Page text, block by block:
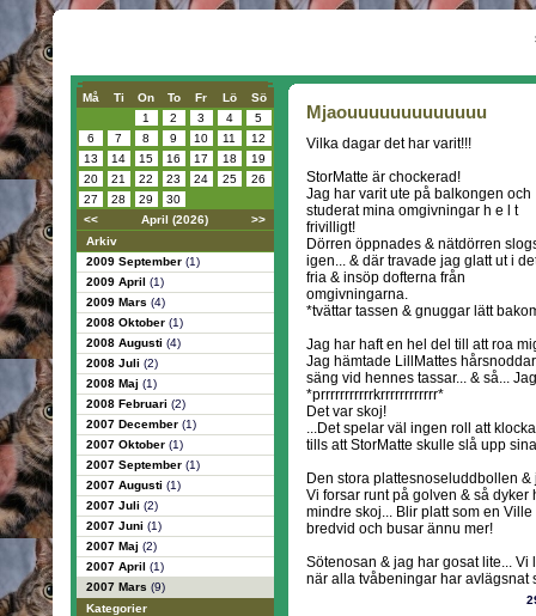
Må Ti On To Fr Lö
Sö
1
2 3 4
5
6
7 8 9 10 11
12
13
14 15 16 17 18
19
20
21 22 23 24 25
26
27
28 29
30
<<
April (2026)
>>
Arkiv
2009 September (1)
2009 April (1)
2009 Mars (4)
2008 Oktober (1)
2008 Augusti (4)
2008 Juli (2)
2008 Maj (1)
2008 Februari (2)
2007 December (1)
2007 Oktober (1)
2007 September (1)
2007 Augusti (1)
2007 Juli (2)
2007 Juni (1)
2007 Maj (2)
2007 April (1)
2007 Mars (9)
Kategorier
Mjaouuuuuuuuuuuuu
Vilka dagar det har varit!!!
StorMatte är chockerad!
Jag har varit ute på balkongen och
studerat mina omgivningar h e l t
frivilligt!
Dörren öppnades & nätdörren
igen... & där travade jag glatt ut i
fria & insöp dofterna från
omgivningarna.
*tvättar tassen & gnuggar lätt
Jag har haft en hel del till att roa
Jag hämtade LillMattes
säng vid hennes tassar... & så...
*prrrrrrrrrrrkrrrrrrrrrrrr*
Det var skoj!
...Det spelar väl ingen roll att
tills att StorMatte skulle slå upp
Den stora plattesnoseluddbollen &
Vi forsar runt på golven & så dyker
mindre skoj... Blir platt som en
bredvid och busar ännu mer!
Sötenosan & jag har gosat lite...
när alla tvåbeningar har avlägsnat